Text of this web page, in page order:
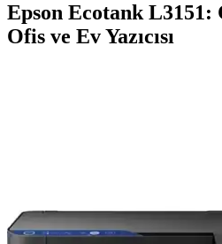
Epson Ecotank L3151:
Ofis ve Ev Yazıcısı